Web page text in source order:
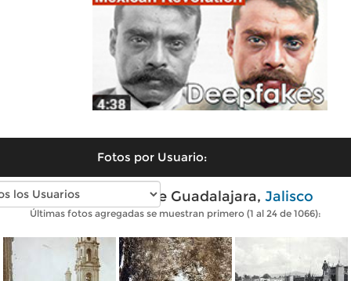
Fotos por Usuario:
Fotos antiguas de Guadalajara, Jalisco
Últimas fotos agregadas se muestran primero (1 al 24 de 1066):